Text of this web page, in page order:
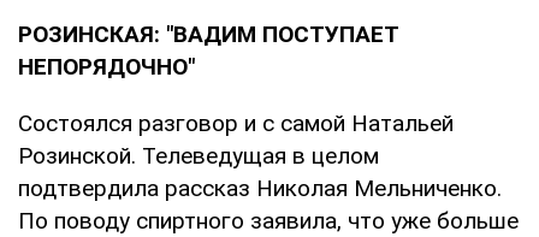
РОЗИНСКАЯ: "ВАДИМ ПОСТУПАЕТ
НЕПОРЯДОЧНО"
Состоялся разговор и с самой Натальей
Розинской. Телеведущая в целом
подтвердила рассказ Николая Мельниченко.
По поводу спиртного заявила, что уже больше